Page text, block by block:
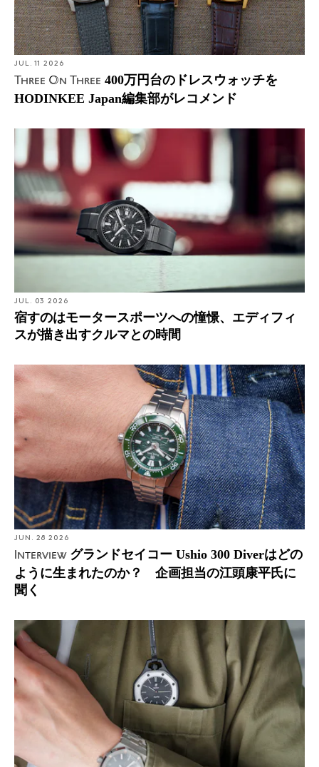
JUL. 11 2026
Three On Three 400万円台のドレスウォッチを
HODINKEE Japan編集部がレコメンド
JUL. 03 2026
宿すのはモータースポーツへの憧憬、エディフィ
スが描き出すクルマとの時間
JUN. 28 2026
Interviewグランドセイコー Ushio 300 Diverはどの
ように生まれたのか？ 企画担当の江頭康平氏に
聞く